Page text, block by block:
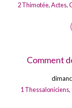
2 Thimotée,Actes,
Comment
1 Thessaloniciens,